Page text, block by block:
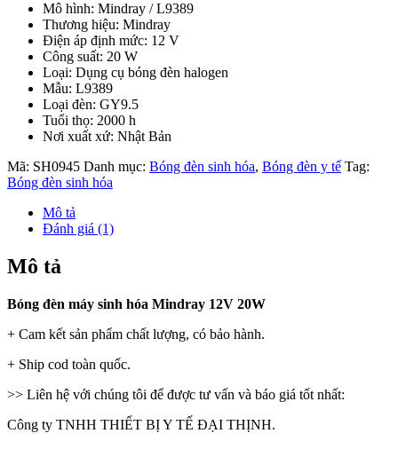
Mô hình: Mindray / L9389
Thương hiệu: Mindray
Điện áp định mức: 12 V
Công suất: 20 W
Loại: Dụng cụ bóng đèn halogen
Mẫu: L9389
Loại đèn: GY9.5
Tuổi thọ: 2000 h
Nơi xuất xứ: Nhật Bản
Mã: SH0945 Danh mục: Bóng đèn sinh hóa, Bóng đèn y tế Tag:
Bóng đèn sinh hóa
Mô tả
Đánh giá (1)
Mô tả
Bóng đèn máy sinh hóa Mindray 12V 20W
+ Cam kết sản phẩm chất lượng, có bảo hành.
+ Ship cod toàn quốc.
>> Liên hệ với chúng tôi để được tư vấn và báo giá tốt nhất:
Công ty TNHH THIẾT BỊ Y TẾ ĐẠI THỊNH.